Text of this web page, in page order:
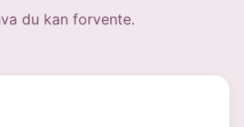
du kan forvente.